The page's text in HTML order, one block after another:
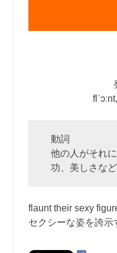
動詞
他の人がそれ
功、美しさな
flaunt their sexy
セクシーな姿を誇示